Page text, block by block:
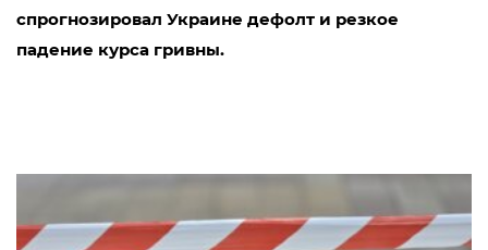
спрогнозировал Украине дефолт и резкое
падение курса гривны.